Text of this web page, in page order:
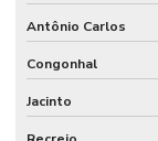
Antônio Carlos
Congonhal
Jacinto